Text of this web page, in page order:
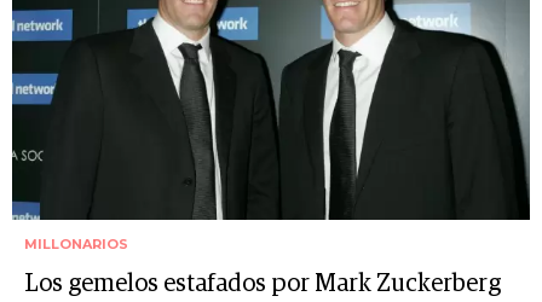
MILLONARIOS
Los gemelos estafados por Mark Zuckerberg